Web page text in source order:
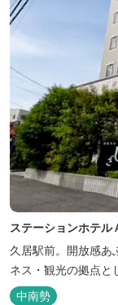
ステーションホテル
久居駅前。開放感あ
ネス・観光の拠点と
中南勢